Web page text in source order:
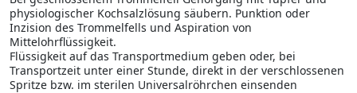
physiologischer Kochsalzlösung säubern. Punktion oder
Inzision des Trommelfells und Aspiration von
Mittelohrflüssigkeit.
Flüssigkeit auf das Transportmedium geben oder, bei
Transportzeit unter einer Stunde, direkt in der verschlossenen
Spritze bzw. im sterilen Universalröhrchen einsenden